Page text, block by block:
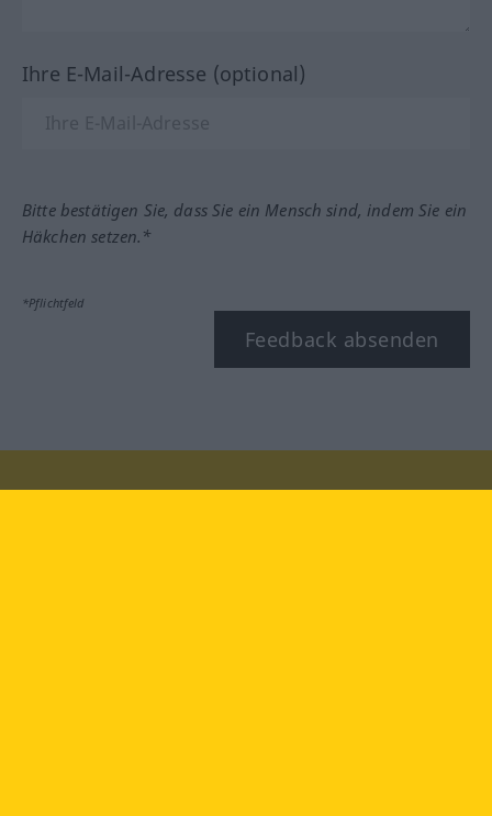
Ihre E-Mail-Adresse (optional)
Bitte bestätigen Sie, dass Sie ein Mensch sind, indem Sie ein
Häkchen setzen.*
*Pflichtfeld
Feedback absenden